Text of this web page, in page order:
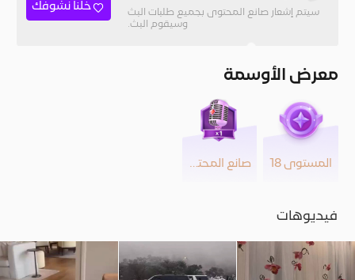
سيتم إشعار صانع المحتوى بجميع طلبات البث
وسيقوم البث.
خلنا نشوفك
معرض الأوسمة
المستوى 18 صانع المحتوى
فيديوهات